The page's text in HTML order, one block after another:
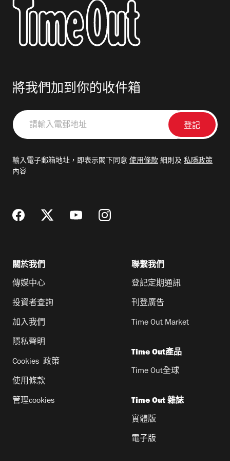
將我們加到你的收件箱
請
輸
郵
輸入電子郵箱地址，即表示閣下同意 使用條款 細則及 私隱政策
內容
關於我們
傳媒中心
投資者查詢
加入我們
隱私聲明
Cookies 政策
使用條款
管理cookies
聯繫我們
登記定期通訊
刊登廣告
Time Out Market
Time Out產品
Time Out全球
Time Out 雜誌
實體版
電子版